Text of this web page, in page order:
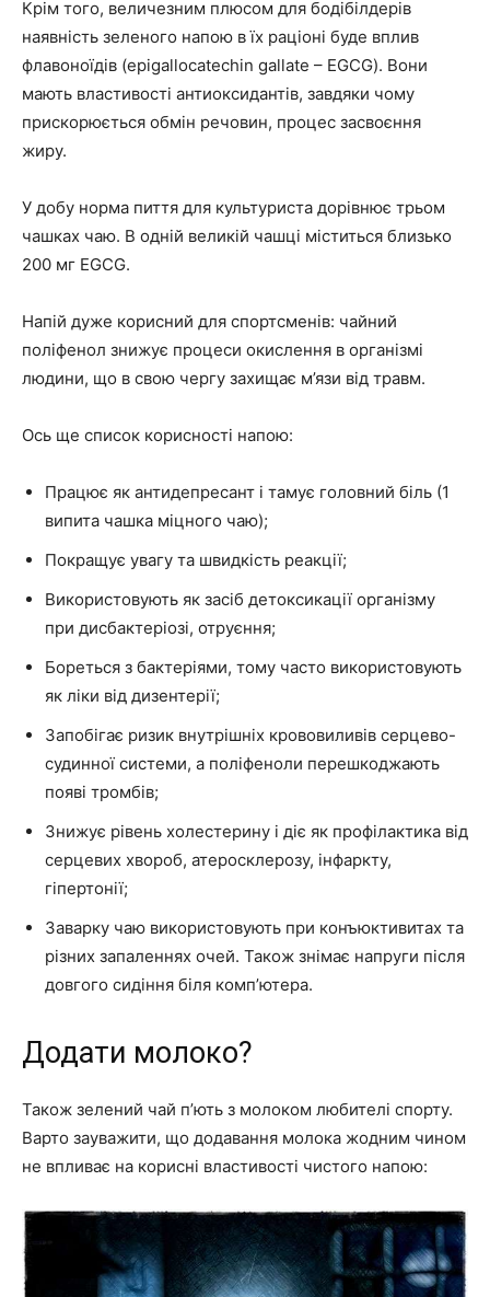
Крім того, величезним плюсом для бодібілдерів
наявність зеленого напою в їх раціоні буде вплив
флавоноїдів (epigallocatechin gallate – EGCG). Вони
мають властивості антиоксидантів, завдяки чому
прискорюється обмін речовин, процес засвоєння
жиру.
У добу норма пиття для культуриста дорівнює трьом
чашках чаю. В одній великій чашці міститься близько
200 мг EGCG.
Напій дуже корисний для спортсменів: чайний
поліфенол знижує процеси окислення в організмі
людини, що в свою чергу захищає м’язи від травм.
Ось ще список корисності напою:
Працює як антидепресант і тамує головний біль (1
випита чашка міцного чаю);
Покращує увагу та швидкість реакції;
Використовують як засіб детоксикації організму
при дисбактеріозі, отруєння;
Бореться з бактеріями, тому часто використовують
як ліки від дизентерії;
Запобігає ризик внутрішніх крововиливів серцево-
судинної системи, а поліфеноли перешкоджають
появі тромбів;
Знижує рівень холестерину і діє як профілактика від
серцевих хвороб, атеросклерозу, інфаркту,
гіпертонії;
Заварку чаю використовують при конъюктивитах та
різних запаленнях очей. Також знімає напруги після
довгого сидіння біля комп’ютера.
Додати молоко?
Також зелений чай п’ють з молоком любителі спорту.
Варто зауважити, що додавання молока жодним чином
не впливає на корисні властивості чистого напою: